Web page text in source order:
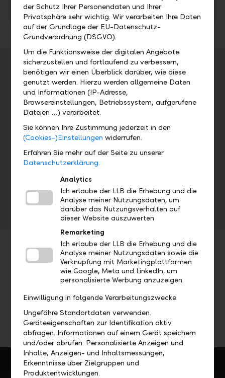
2017 Präsentation Bilanzmedienkonferenz
Veranstaltungsdetails
Adresse
Datum
Do, 08.03.2018 7.00 Uhr
Geschäftsbericht 2017
10.30 Uhr, Bilanzmedien- und
Analystenkonferenz
der Schutz Ihrer Personendaten und Ihrer
Privatsphäre sehr wichtig. Wir verarbeiten Ihre Daten
auf der Grundlage der EU-Datenschutz-
Grundverordnung (DSGVO).
Um die Funktionsweise der digitalen Angebote
sicherzustellen und fortlaufend zu verbessern,
benötigen wir einen Überblick darüber, wie diese
genutzt werden. Hierzu werden allgemeine Daten
und Informationen (IP-Adresse,
Browsereinstellungen, Betriebssystem, aufgerufene
Dateien …) verarbeitet.
Sie können Ihre Zustimmung jederzeit in den
(Cookies-)Einstellungen widerrufen.
Erfahren Sie mehr auf der Seite zu unserer
Datenschutzerklärung.
Analytics
Ich erlaube der LLB die Erhebung und die
Analyse meiner Nutzungsdaten, um
darüber das Nutzungsverhalten auf
dieser Website auszuwerten
Remarketing
Ich erlaube der LLB die Erhebung und die
Analyse meiner Nutzungsdaten sowie die
Verknüpfung mit Marketingplattformen
wie Google, Meta und LinkedIn, um
personalisierte Werbung anzuzeigen.
Einwilligung in folgende Verarbeitungszwecke
Ungefähre Standortdaten verwenden.
Geräteeigenschaften zur Identifikation aktiv
abfragen. Informationen auf einem Gerät speichern
und/oder abrufen. Personalisierte Anzeigen und
Inhalte, Anzeigen- und Inhaltsmessungen,
Erkenntnisse über Zielgruppen und
Produktentwicklungen.